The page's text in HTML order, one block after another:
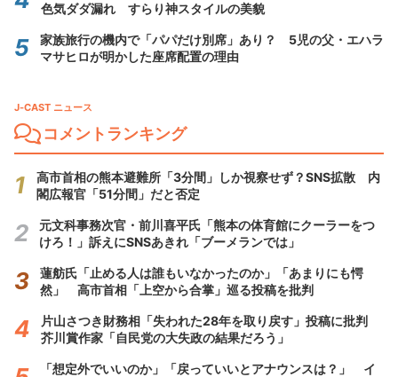
色気ダダ漏れ すらり神スタイルの美貌
家族旅行の機内で「パパだけ別席」あり？ 5児の父・エハラ
マサヒロが明かした座席配置の理由
J-CAST ニュース
コメントランキング
高市首相の熊本避難所「3分間」しか視察せず？SNS拡散 内
閣広報官「51分間」だと否定
元文科事務次官・前川喜平氏「熊本の体育館にクーラーをつ
けろ！」訴えにSNSあきれ「ブーメランでは」
蓮舫氏「止める人は誰もいなかったのか」「あまりにも愕
然」 高市首相「上空から合掌」巡る投稿を批判
片山さつき財務相「失われた28年を取り戻す」投稿に批判
芥川賞作家「自民党の大失政の結果だろう」
「想定外でいいのか」「戻っていいとアナウンスは？」 イ